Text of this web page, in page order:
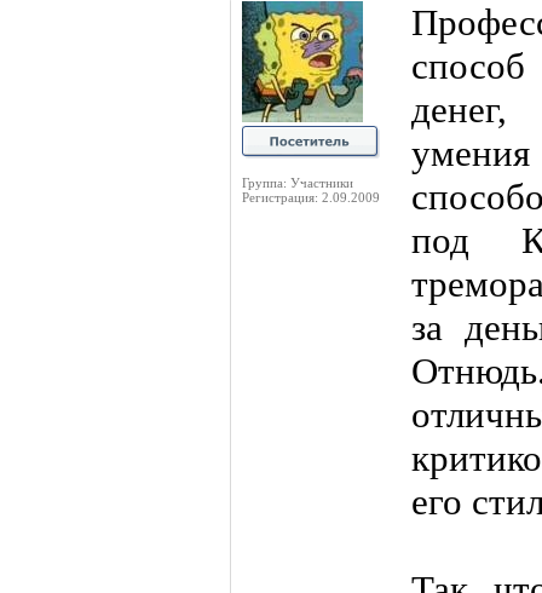
Группа: Участники
Регистрация: 2.09.2009
денег,
под
за
его